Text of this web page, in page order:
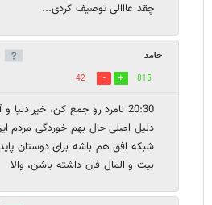
چقد عااالی توصیف کردی...
حامد
815
42
20:30 نامرد رو جمع کن، خیر
دلیل اصلی حال بهم خوردگی مردم
شبکه افق هم باشه برای دوستان
بیت و المال فان داشته باشن، والا